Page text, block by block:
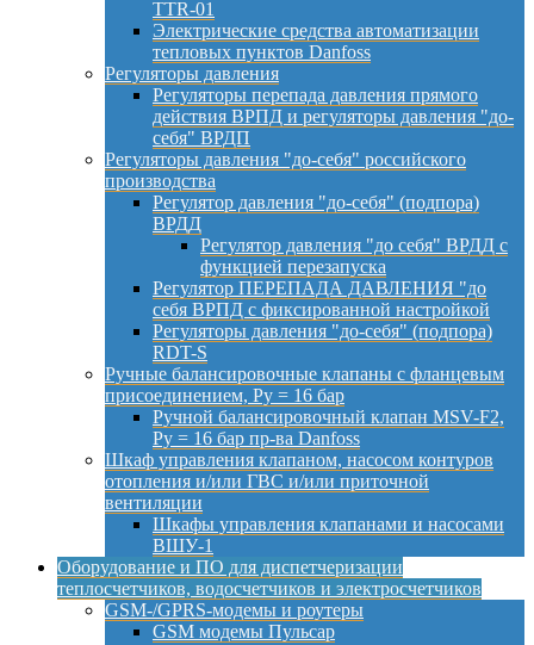
TTR-01
Электрические средства автоматизации
тепловых пунктов Danfoss
Регуляторы давления
Регуляторы перепада давления прямого
действия ВРПД и регуляторы давления "до-
себя" ВРДП
Регуляторы давления "до-себя" российского
производства
Регулятор давления "до-себя" (подпора)
ВРДД
Регулятор давления "до себя" ВРДД с
функцией перезапуска
Регулятор ПЕРЕПАДА ДАВЛЕНИЯ "до
себя ВРПД с фиксированной настройкой
Регуляторы давления "до-себя" (подпора)
RDT-S
Ручные балансировочные клапаны с фланцевым
присоединением, Py = 16 бар
Ручной балансировочный клапан MSV-F2,
Py = 16 бар пр-ва Danfoss
Шкаф управления клапаном, насосом контуров
отопления и/или ГВС и/или приточной
вентиляции
Шкафы управления клапанами и насосами
ВШУ-1
Оборудование и ПО для диспетчеризации
теплосчетчиков, водосчетчиков и электросчетчиков
GSM-/GPRS-модемы и роутеры
GSM модемы Пульсар